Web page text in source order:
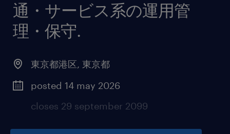
通・サービス系の運用管
理・保守.
東京都港区, 東京都
posted 14 may 2026
closes 29 september 2099